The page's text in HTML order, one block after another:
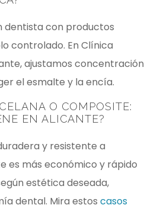
dentista con productos
controlado. En Clínica
ajustamos concentración
el esmalte y la encía.
O COMPOSITE:
EN ALICANTE?
y resistente a
es más económico y rápido
estética deseada,
dental. Mira estos casos